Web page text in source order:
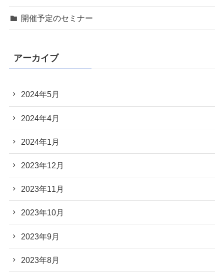
開催予定のセミナー
アーカイブ
2024年5月
2024年4月
2024年1月
2023年12月
2023年11月
2023年10月
2023年9月
2023年8月